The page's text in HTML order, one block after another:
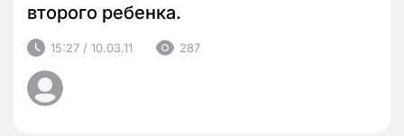
второго ребенка.
15:27 / 10.03.11 287